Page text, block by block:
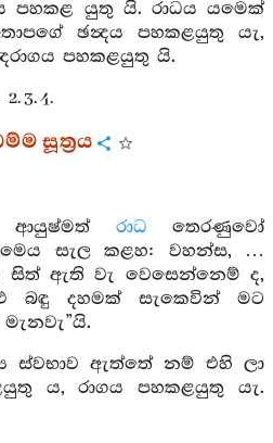
පහකළ යුතු යි. රාධය යමෙක්
ඡන්‍දය පහකළයුතු යැ,
පහකළයුතු යි.
2. 3. 4.
සූත්‍රය
ආයුෂ්මත් රාධ තෙරණුවෝ
සැල කළහ: වහන්ස, …
ඇති වැ වෙසෙන්නෙම් ද,
බඳු දහමක් සැකෙවින් මට
ස්වභාව ඇත්තේ නම් එහි ලා
ය, රාගය පහකළයුතු යැ.